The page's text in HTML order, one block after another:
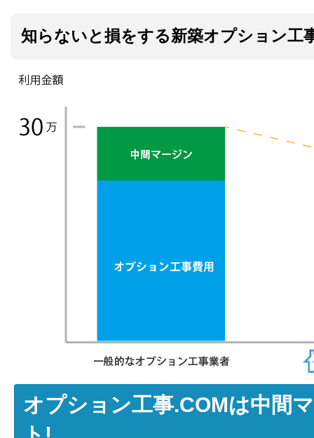
知らないと損をする新築オプション工
オプション工事.COMは中間